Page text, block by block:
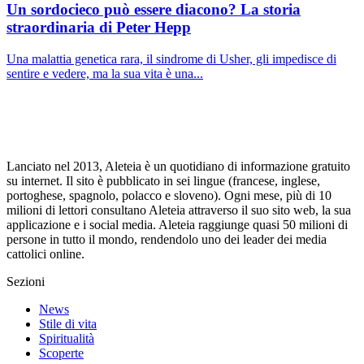
Un sordocieco può essere diacono? La storia
straordinaria di Peter Hepp
Una malattia genetica rara, il sindrome di Usher, gli impedisce di
sentire e vedere, ma la sua vita è una...
Lanciato nel 2013, Aleteia è un quotidiano di informazione gratuito
su internet. Il sito è pubblicato in sei lingue (francese, inglese,
portoghese, spagnolo, polacco e sloveno). Ogni mese, più di 10
milioni di lettori consultano Aleteia attraverso il suo sito web, la sua
applicazione e i social media. Aleteia raggiunge quasi 50 milioni di
persone in tutto il mondo, rendendolo uno dei leader dei media
cattolici online.
Sezioni
News
Stile di vita
Spiritualità
Scoperte